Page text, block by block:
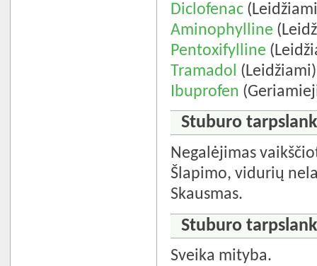
Diclofenac
Aminophylline
Pentoxifylline
Tramadol (Leidžiami)
Ibuprofen
Stuburo
Negalėjimas
Šlapimo, vidurių
Skausmas.
Stuburo
Sveika mityba.